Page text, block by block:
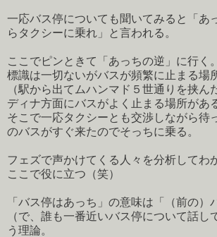
一応バス停についても聞いてみると「あ
らタクシーに乗れ」と言われる。
ここでピンときて「あっちの逆」に行く。
標識は一切ないがバスが頻繁に止まる場
（駅から出てムハンマド５世通りを挟ん
ディナ方面にバスがよく止まる場所があ
そこで一応タクシーとも交渉しながら待
のバスがすぐ来たのでそっちに乗る。
フェズで声かけてくる人々を分析してわ
ここで役に立つ（笑）
「バス停はあっち」の意味は「（前の）
（で、誰も一番近いバス停について話し
う理論。